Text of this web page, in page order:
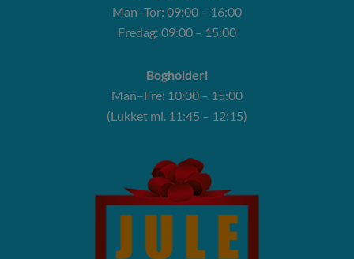
Man–Tor: 09:00 – 16:00
Fredag: 09:00 – 15:00
Bogholderi
Man–Fre: 10:00 – 15:00
(Lukket ml. 11:45 – 12:15)